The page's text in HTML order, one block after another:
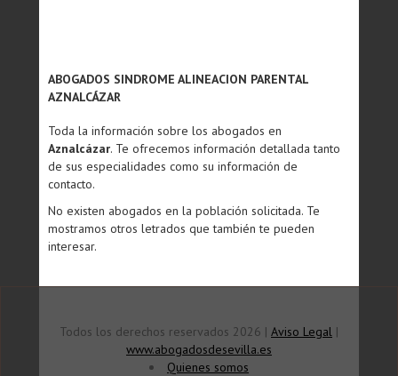
ABOGADOS SINDROME ALINEACION PARENTAL
AZNALCÁZAR
Toda la información sobre los abogados en
Aznalcázar. Te ofrecemos información detallada tanto
de sus especialidades como su información de
contacto.
No existen abogados en la población solicitada. Te
mostramos otros letrados que también te pueden
interesar.
Todos los derechos reservados 2026 | Aviso Legal |
www.abogadosdesevilla.es
Quienes somos